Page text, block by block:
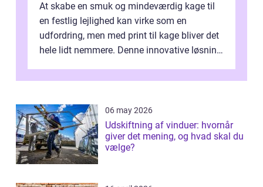
At skabe en smuk og mindeværdig kage til
en festlig lejlighed kan virke som en
udfordring, men med print til kage bliver det
hele lidt nemmere. Denne innovative løsning
06 may 2026
Udskiftning af vinduer: hvornår
giver det mening, og hvad skal du
vælge?